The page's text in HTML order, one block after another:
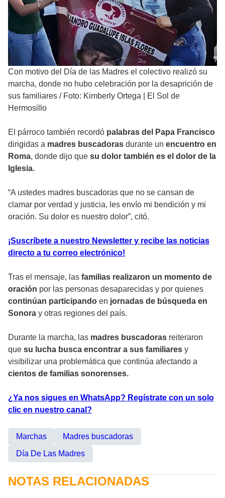
Con motivo del Día de las Madres el colectivo realizó su
marcha, donde no hubo celebración por la desaprición de
sus familiares / Foto: Kimberly Ortega | El Sol de
Hermosillo
El párroco también recordó palabras del Papa Francisco
dirigidas a madres buscadoras durante un encuentro en
Roma, donde dijo que su dolor también es el dolor de la
Iglesia.
“A ustedes madres buscadoras que no se cansan de
clamar por verdad y justicia, les envío mi bendición y mi
oración. Su dolor es nuestro dolor”, citó.
¡Suscríbete a nuestro Newsletter y recibe las noticias
directo a tu correo electrónico!
Tras el mensaje, las familias realizaron un momento de
oración por las personas desaparecidas y por quienes
continúan participando en jornadas de búsqueda en
Sonora y otras regiones del país.
Durante la marcha, las madres buscadoras reiteraron
que su lucha busca encontrar a sus familiares y
visibilizar una problemática que continúa afectando a
cientos de familias sonorenses.
¿Ya nos sigues en WhatsApp? Regístrate con un solo
clic en nuestro canal?
Marchas
Madres buscadoras
Día De Las Madres
NOTAS RELACIONADAS